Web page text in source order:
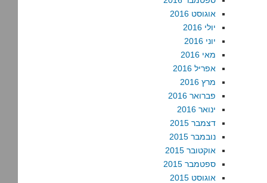
אוגוסט 2016
יולי 2016
יוני 2016
מאי 2016
אפריל 2016
מרץ 2016
פברואר 2016
ינואר 2016
דצמבר 2015
נובמבר 2015
אוקטובר 2015
ספטמבר 2015
אוגוסט 2015